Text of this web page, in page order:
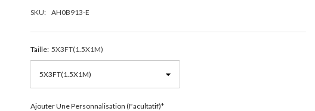
SKU: AH0B913-E
Taille: 5X3FT(1.5X1M)
Ajouter Une Personnalisation (facultatif)*